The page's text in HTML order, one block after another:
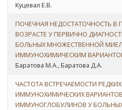
Куцевал Е.В.
ПОЧЕЧНАЯ НЕДОСТАТОЧНОСТЬ
ВОЗРАСТЕ У ПЕРВИЧНО
БОЛЬНЫХ МНОЖЕСТВЕННОЙ
ИММУНОХИМИЧЕСКИМ
Баратова М.А., Баратова Д.А.
ЧАСТОТА ВСТРЕЧАЕМОСТИ
ИММУНОХИМИЧЕСКИХ ВАРИАНТОВ
ИММУНОГЛОБУЛИНОВ У